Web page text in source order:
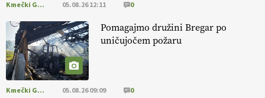
EKOloško = logično: ekološka kmetija
FREŠER
KMETIJSKA LIGA PRVAKOV: POMLADITEV
KMETIJSKE EKIPE
Kmečki Glas 05.08.26 12:11 0
Pomagajmo družini Bregar po
uničujočem požaru
Kmečki Glas 05.08.26 09:09 0